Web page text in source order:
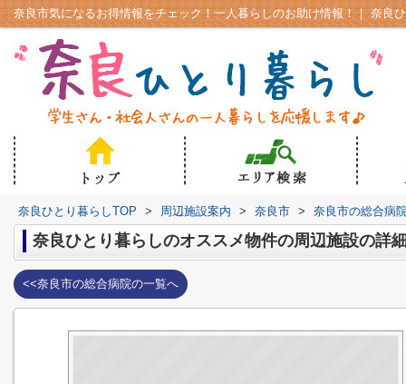
奈良ひとり暮らしTOP > 周辺施設案内 > 奈良市 > 奈良市の総合病
奈良ひとり暮らしのオススメ物件の周辺施設の詳
<<奈良市の総合病院の一覧へ